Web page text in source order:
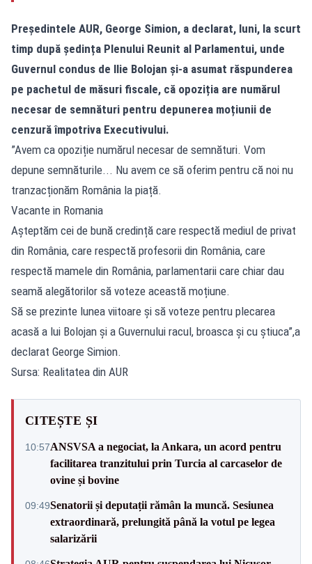
Președintele AUR, George Simion, a declarat, luni, la scurt
timp după ședința Plenului Reunit al Parlamentui, unde
Guvernul condus de Ilie Bolojan și-a asumat răspunderea
pe pachetul de măsuri fiscale, că opoziția are numărul
necesar de semnături pentru depunerea moțiunii de
cenzură împotriva Executivului.
”Avem ca opoziție numărul necesar de semnături. Vom
depune semnăturile... Nu avem ce să oferim pentru că noi nu
tranzacționăm România la piață.
Vacante in Romania
Așteptăm cei de bună credință care respectă mediul de privat
din România, care respectă profesorii din România, care
respectă mamele din România, parlamentarii care chiar dau
seamă alegătorilor să voteze această moțiune.
Să se prezinte lunea viitoare și să voteze pentru plecarea
acasă a lui Bolojan și a Guvernului racul, broasca și cu știuca”,a
declarat George Simion.
Sursa: Realitatea din AUR
CITEȘTE ȘI
10:57ANSVSA a negociat, la Ankara, un acord pentru
facilitarea tranzitului prin Turcia al carcaselor de
ovine și bovine
09:49Senatorii și deputații rămân la muncă. Sesiunea
extraordinară, prelungită până la votul pe legea
salarizării